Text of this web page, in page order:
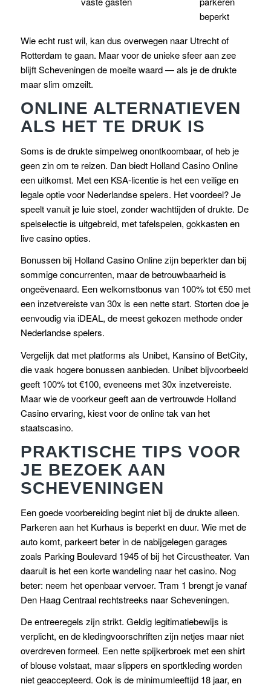
beperkt
Wie echt rust wil, kan dus overwegen naar Utrecht of
Rotterdam te gaan. Maar voor de unieke sfeer aan zee
blijft Scheveningen de moeite waard — als je de drukte
maar slim omzeilt.
ONLINE ALTERNATIEVEN
ALS HET TE DRUK IS
Soms is de drukte simpelweg onontkoombaar, of heb je
geen zin om te reizen. Dan biedt Holland Casino Online
een uitkomst. Met een KSA-licentie is het een veilige en
legale optie voor Nederlandse spelers. Het voordeel? Je
speelt vanuit je luie stoel, zonder wachttijden of drukte. De
spelselectie is uitgebreid, met tafelspelen, gokkasten en
live casino opties.
Bonussen bij Holland Casino Online zijn beperkter dan bij
sommige concurrenten, maar de betrouwbaarheid is
ongeëvenaard. Een welkomstbonus van 100% tot €50 met
een inzetvereiste van 30x is een nette start. Storten doe je
eenvoudig via iDEAL, de meest gekozen methode onder
Nederlandse spelers.
Vergelijk dat met platforms als Unibet, Kansino of BetCity,
die vaak hogere bonussen aanbieden. Unibet bijvoorbeeld
geeft 100% tot €100, eveneens met 30x inzetvereiste.
Maar wie de voorkeur geeft aan de vertrouwde Holland
Casino ervaring, kiest voor de online tak van het
staatscasino.
PRAKTISCHE TIPS VOOR
JE BEZOEK AAN
SCHEVENINGEN
Een goede voorbereiding begint niet bij de drukte alleen.
Parkeren aan het Kurhaus is beperkt en duur. Wie met de
auto komt, parkeert beter in de nabijgelegen garages
zoals Parking Boulevard 1945 of bij het Circustheater. Van
daaruit is het een korte wandeling naar het casino. Nog
beter: neem het openbaar vervoer. Tram 1 brengt je vanaf
Den Haag Centraal rechtstreeks naar Scheveningen.
De entreeregels zijn strikt. Geldig legitimatiebewijs is
verplicht, en de kledingvoorschriften zijn netjes maar niet
overdreven formeel. Een nette spijkerbroek met een shirt
of blouse volstaat, maar slippers en sportkleding worden
niet geaccepteerd. Ook is de minimumleeftijd 18 jaar, en